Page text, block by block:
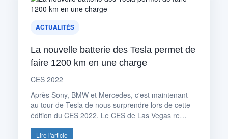
ACTUALITÉS
La nouvelle batterie des Tesla permet de
faire 1200 km en une charge
CES 2022
Après Sony, BMW et Mercedes, c'est maintenant
au tour de Tesla de nous surprendre lors de cette
édition du CES 2022. Le CES de Las Vegas re…
Lire l'article